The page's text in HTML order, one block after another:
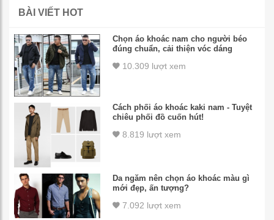
BÀI VIẾT HOT
Chọn áo khoác nam cho người béo
đúng chuẩn, cải thiện vóc dáng
10.309 lượt xem
Cách phối áo khoác kaki nam - Tuyệt
chiêu phối đồ cuốn hút!
8.819 lượt xem
Da ngăm nên chọn áo khoác màu gì
mới đẹp, ấn tượng?
7.092 lượt xem